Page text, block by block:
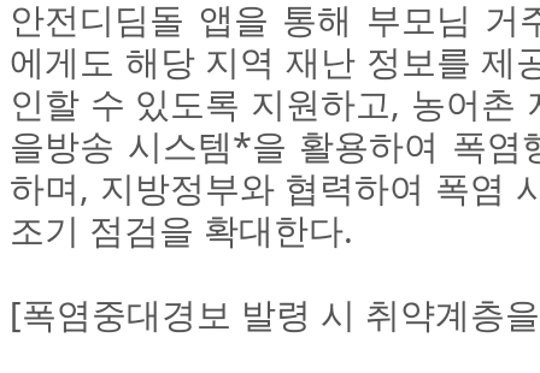
안전디딤돌 앱을 통해 부모님 거
에게도 해당 지역 재난 정보를 제
인할 수 있도록 지원하고, 농어촌
을방송 시스템*을 활용하여 폭염
하며, 지방정부와 협력하여 폭염
조기 점검을 확대한다.
[폭염중대경보 발령 시 취약계층